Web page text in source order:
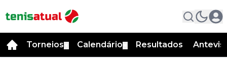
Torneios Calendário Resultados